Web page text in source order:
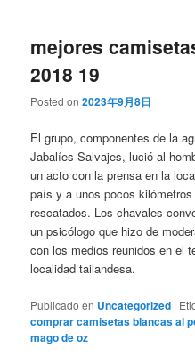
mejores
2018 19
Posted on2023年9月8日
El grupo, componentes de la
Jabalíes Salvajes, lució al
un acto con la prensa en la
país y a unos pocos
rescatados. Los chavales
un psicólogo que hizo de
con los medios reunidos en el
localidad tailandesa.
Publicado en Uncategorized |
comprar camisetas blancas al
mago de oz